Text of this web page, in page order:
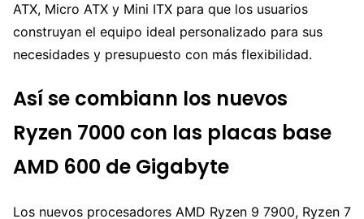
ATX, Micro ATX y Mini ITX para que los usuarios
construyan el equipo ideal personalizado para sus
necesidades y presupuesto con más flexibilidad.
Así se combiann los nuevos
Ryzen 7000 con las placas base
AMD 600 de Gigabyte
Los nuevos procesadores AMD Ryzen 9 7900, Ryzen 7